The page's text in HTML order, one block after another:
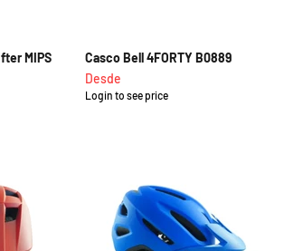
MIPS
Casco Bell 4FORTY B0889
Precio de oferta
Desde
Login to see price